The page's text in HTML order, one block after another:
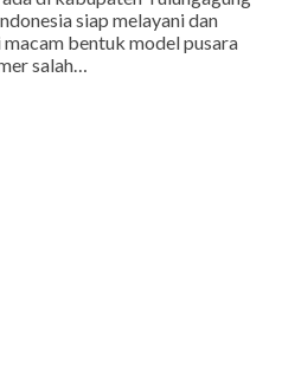
Pusara Kristen Jual
Pusara Kristen. Anda sedang
?? Kami merupakan
di kabupaten Tulungagung
siap melayani dan
bentuk model pusara
salah…